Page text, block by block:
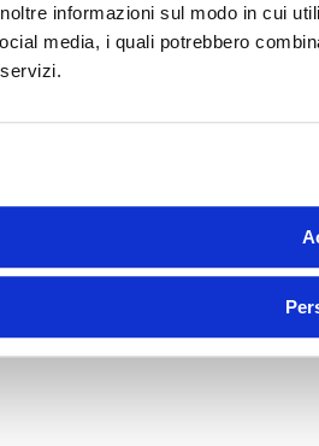
informazioni sul modo in cui
media, i quali potrebbero